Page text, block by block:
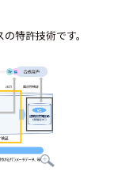
特許技術です。